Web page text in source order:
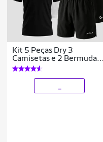
Kit 5 Peças Dry 3
Camisetas e 2 Bermudas
Alpha